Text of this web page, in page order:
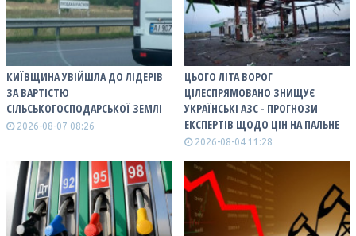
КИЇВЩИНА УВІЙШЛА ДО ЛІДЕРІВ
ЗА ВАРТІСТЮ
СІЛЬСЬКОГОСПОДАРСЬКОЇ ЗЕМЛІ
2026-08-07 08:26
ЦЬОГО ЛІТА ВОРОГ
ЦІЛЕСПРЯМОВАНО ЗНИЩУЄ
УКРАЇНСЬКІ АЗС - ПРОГНОЗИ
ЕКСПЕРТІВ ЩОДО ЦІН НА ПАЛЬНЕ
2026-08-04 11:28